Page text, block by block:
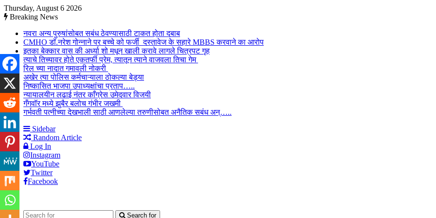
Thursday, August 6 2026
Breaking News
नवरा अन्य पुरुषांसोबत सबंध ठेवण्यासाठी टाकत होता दबाब
CMHO डॉ.नरेश गोन्नाने पर बच्चे को फर्जी दस्तावेज के सहारे MBBS करवाने का आरोप
इतका बेक्कार वास की अर्ध्या शो मधून खाली करावे लागले चित्रपट गृह
त्याचे तिच्यावर होते एकतर्फी प्रेम, त्यातून त्याने वाजवला तिचा गेम
रिल च्या नादात गमावली नोकरी
अखेर त्या पोलिस कर्मचाऱ्याला ठोकल्या बेड्या
निष्कासित भाजपा उपाध्यक्षांचा प्रताप…..
न्यायालयीन लढाई नंतर काँग्रेस उमेदवार विजयी
गँगवॉर मध्ये झुबैर बलोच गंभीर जखमी
गर्भवती पत्नीच्या देखभाली साठी आणलेल्या तरुणीसोबत अनैतिक सबंध अन्…..
Sidebar
Random Article
Log In
Instagram
YouTube
Twitter
Facebook
Search for